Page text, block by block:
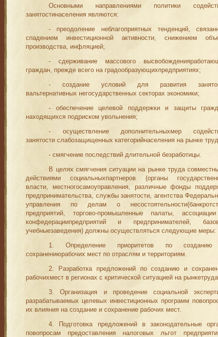
Основными направлениями политики
занятостинаселения являются:
- преодоление неблагоприятных тенденций,
спадением инвестиционной активности, снижением
производства, инфляцией;
- сдерживание массового
граждан, прежде всего на градообразующихпредприятиях;
- создание условий для развитияз
вальтернативных негосударственных секторах экономики;
- обеспечение целевой поддержки и защиты гражд
находящихся подриском увольнения;
- осуществление дополнительныхмер
занятости слабо­защищенных категорийнаселения на рынке
- смягчение последствий длительной безработицы.
В целях смягчения ситуации на рынке труда сов
дейст­виями социальныхпартнеров (органы
власти, местногосамоуправления, различные фонды
предприниматель­ства, службы занятости, агентства
управления по делам о
предприятий, торгово-про­мышленные палаты,
конфедерациипредприятий и предпринимателей,
учебныезаведения) должны осуществляться следующие меры:
1. Определение приоритетов по
сохранениюрабочих мест по отраслям и территориям.
2. Разработка предложений по созданию и
рабочихмест в регионах с критической ситуацией на
3. Организация и проведение социальной
разрабаты­ваемых целевых инвестиционных программ
их влияния на создание и сохранение рабочих мест.
4. Подготовка предложений в законодательные
повопро­сам предоставления налоговых льгот